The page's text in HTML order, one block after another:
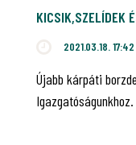
KICSIK,SZELÍDEK
2021.03.18. 17:42
Újabb kárpáti
Igazgatóságunkhoz.